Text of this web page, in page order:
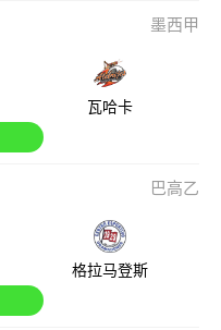
墨西甲
瓦哈卡
巴高乙
格拉马登斯